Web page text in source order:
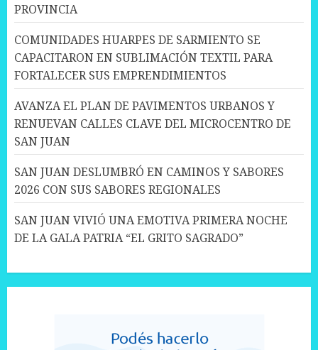
PROVINCIA
COMUNIDADES HUARPES DE SARMIENTO SE
CAPACITARON EN SUBLIMACIÓN TEXTIL PARA
FORTALECER SUS EMPRENDIMIENTOS
AVANZA EL PLAN DE PAVIMENTOS URBANOS Y
RENUEVAN CALLES CLAVE DEL MICROCENTRO DE
SAN JUAN
SAN JUAN DESLUMBRÓ EN CAMINOS Y SABORES
2026 CON SUS SABORES REGIONALES
SAN JUAN VIVIÓ UNA EMOTIVA PRIMERA NOCHE
DE LA GALA PATRIA “EL GRITO SAGRADO”